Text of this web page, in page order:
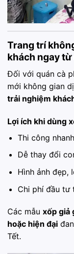
Trang trí
khách ngay
Đối với quán cà
mới không gian
trải nghiệm
Lợi ích khi dùng
Thi công
Dễ thay đổi
Hình ảnh đẹp,
Chi phí đầu tư
Các mẫu xốp giả
hoặc hiện đại
Tết.